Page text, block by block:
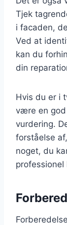
Tjek
i facaden,
Ved at
kan du
din
Hvis du er i
være en god
vurdering.
forståelse
noget, du